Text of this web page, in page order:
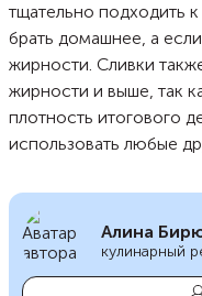
тщательно подходить
брать домашнее, а
жирности. Сливки
жирности и выше, так
плотность итогового
использовать любые
Алина
кулинарный